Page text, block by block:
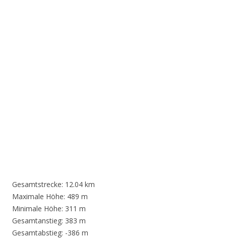
Gesamtstrecke: 12.04 km
Maximale Höhe: 489 m
Minimale Höhe: 311 m
Gesamtanstieg: 383 m
Gesamtabstieg: -386 m